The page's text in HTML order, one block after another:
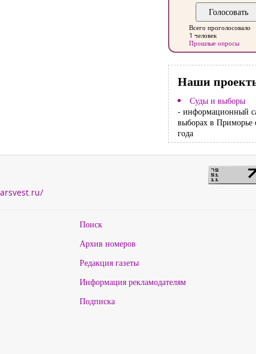
Всего проголосовало
1 человек
Прошлые опросы
Наши
Суды и выборы
- информационный
выборах в Приморье
года
Поиск
Архив номеров
Редакция газеты
Информация рекламодателям
Подписка